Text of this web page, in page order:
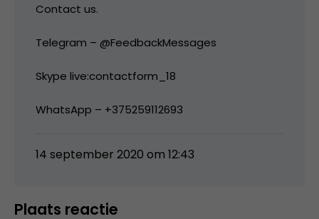
Contact us.
Telegram – @FeedbackMessages
Skype live:contactform_18
WhatsApp – +375259112693
14 september 2020 om 12:43
Plaats reactie